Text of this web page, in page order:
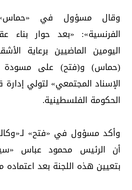
وقال مسؤول في «حماس»
الفرنسية»: «بعد حوار
اليومين الماضيين برعاية
(حماس) و(فتح) على مسودة
الإسناد المجتمعي» لتولي
الحكومة الفلسطينية.
وأكد مسؤول في «فتح»
أن الرئيس محمود عباس
بتعيين هذه اللجنة بعد